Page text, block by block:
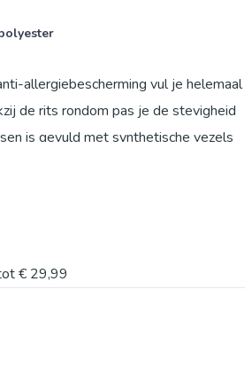
allergiebescherming vul je helemaal
de rits rondom pas je de stevigheid
is gevuld met synthetische vezels
De producteigenschappen:
tot 60°C, wassen met
mag in de droger.
anti-allergie, . lengte in cm: 55.
€ 29,99